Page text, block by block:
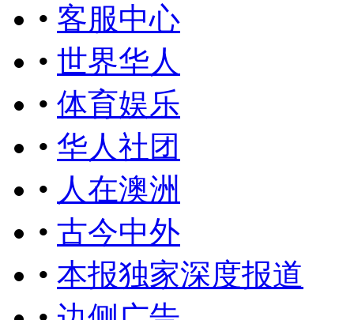
• 客服中心
• 世界华人
• 体育娱乐
• 华人社团
• 人在澳洲
• 古今中外
• 本报独家深度报道